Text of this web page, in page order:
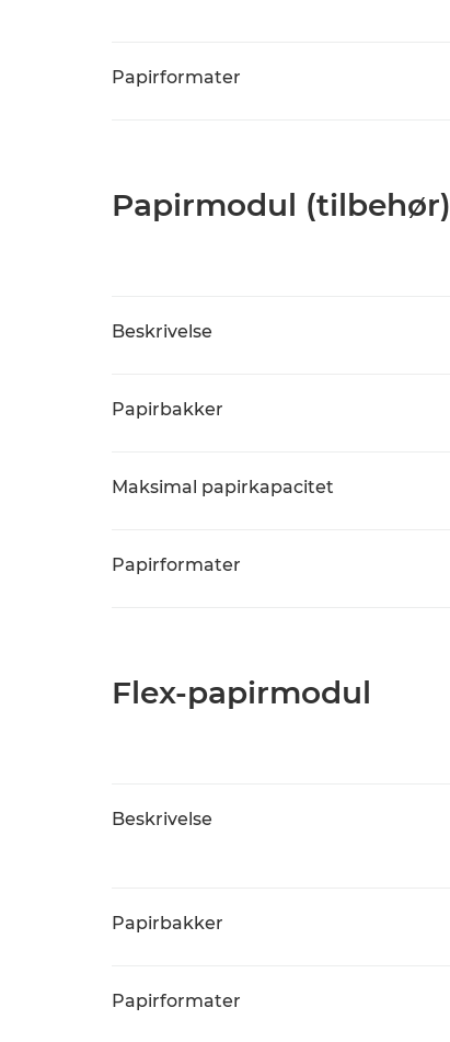
Papirformater
Papirmodul (tilbehør)
Beskrivelse
Papirbakker
Maksimal papirkapacitet
Papirformater
Flex-papirmodul
Beskrivelse
Papirbakker
Papirformater